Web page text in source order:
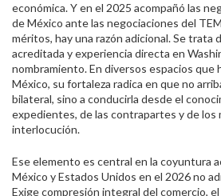
económica. Y en el 2025 acompañó las
de México ante las negociaciones del
méritos, hay una razón adicional. Se trata
acreditada y experiencia directa en
nombramiento. En diversos espacios que
México, su fortaleza radica en que no
bilateral, sino a conducirla desde el
expedientes, de las contrapartes y de los
interlocución.
Ese elemento es central en la coyuntura
México y Estados Unidos en el 2026 no
Exige compresión integral del comercio,